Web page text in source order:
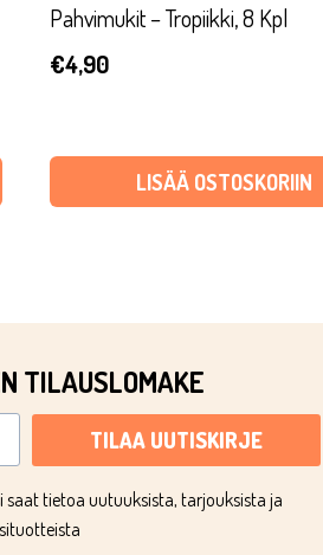
Pahvimukit – Tropiikki, 8 Kpl
€4,90
LISÄÄ OSTOSKORIIN
TILAUSLOMAKE
TILAA UUTISKIRJE
tietoa uutuuksista, tarjouksista ja